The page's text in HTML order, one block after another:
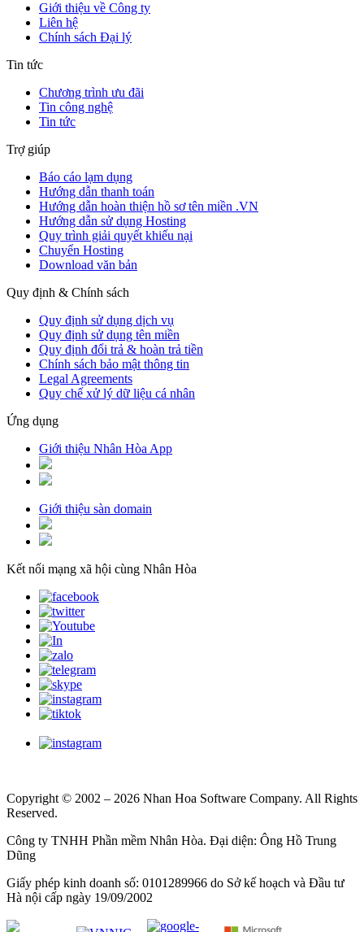
Giới thiệu về Công ty
Liên hệ
Chính sách Đại lý
Tin tức
Chương trình ưu đãi
Tin công nghệ
Tin tức
Trợ giúp
Báo cáo lạm dụng
Hướng dẫn thanh toán
Hướng dẫn hoàn thiện hồ sơ tên miền .VN
Hướng dẫn sử dụng Hosting
Quy trình giải quyết khiếu nại
Chuyển Hosting
Download văn bản
Quy định & Chính sách
Quy định sử dụng dịch vụ
Quy định sử dụng tên miền
Quy định đổi trả & hoàn trả tiền
Chính sách bảo mật thông tin
Legal Agreements
Quy chế xử lý dữ liệu cá nhân
Ứng dụng
Giới thiệu Nhân Hòa App
Giới thiệu sàn domain
Kết nối mạng xã hội cùng Nhân Hòa
Copyright © 2002 – 2026 Nhan Hoa Software Company. All Rights
Reserved.
Công ty TNHH Phần mềm Nhân Hòa. Đại diện: Ông Hồ Trung
Dũng
Giấy phép kinh doanh số: 0101289966 do Sở kế hoạch và Đầu tư
Hà nội cấp ngày 19/09/2002